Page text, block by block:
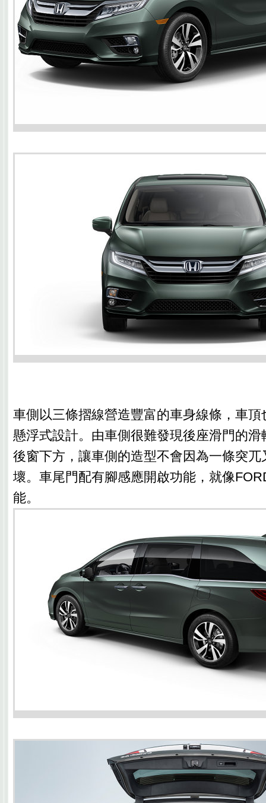
車側以三條摺線營造豐富的車身線條，車
懸浮式設計。由車側很難發現後座滑門的
後窗下方，讓車側的造型不會因為一條突
壞。車尾門配有腳感應開啟功能，就像
能。